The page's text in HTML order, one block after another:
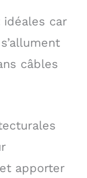
car
câbles
apporter